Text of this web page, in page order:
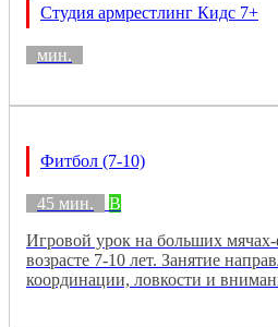
Студия армрестлинг Кидс 7+
мин.
Фитбол (7-10)
45 мин.
B
Игровой урок на больших мячах-
возрасте 7-10 лет. Занятие
координации, ловкости и